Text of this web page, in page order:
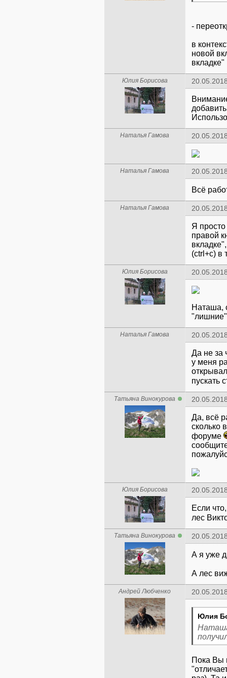
-
в
новой
вкладке"
Юлия Борисова
Наталья Гамова
Наталья Гамова
Всё
Наталья Гамова
Я
правой
(ctrl+c) в
Юлия Борисова
Наташа,
"лишние"
Наталья Гамова
Да не за
у меня
пускать
Татьяна Винокурова
Да, всё
сколько
форуме
Юлия Борисова
Если
лес
Татьяна Винокурова
А я уже
А лес
Андрей Любченко
Юлия
Пока Вы